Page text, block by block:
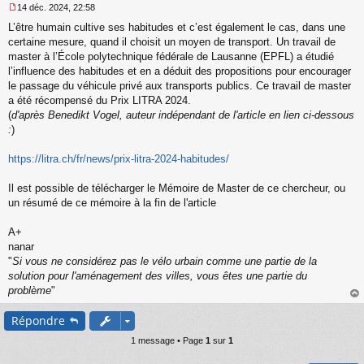
e
s
s
g
e
n
o
14 déc. 2024, 22:58
L’être humain cultive ses habitudes et c’est également le cas, dans une
certaine mesure, quand il choisit un moyen de transport. Un travail de
master à l’École polytechnique fédérale de Lausanne (EPFL) a étudié
l’influence des habitudes et en a déduit des propositions pour encourager
le passage du véhicule privé aux transports publics. Ce travail de master
a été récompensé du Prix LITRA 2024.
(d'après Benedikt Vogel, auteur indépendant de l'article en lien ci-dessous
:)
https://litra.ch/fr/news/prix-litra-2024-habitudes/
Il est possible de télécharger le Mémoire de Master de ce chercheur, ou
un résumé de ce mémoire à la fin de l'article
A+
nanar
"Si vous ne considérez pas le vélo urbain comme une partie de la
solution pour l'aménagement des villes, vous êtes une partie du
problème"
au
Répondre
1 message • Page 1 sur 1